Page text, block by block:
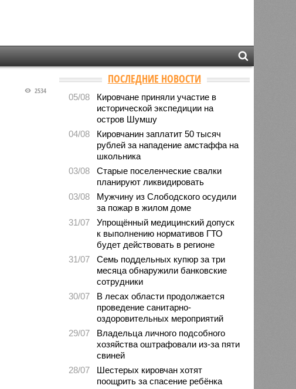
2534
ПОСЛЕДНИЕ НОВОСТИ
05/08
Кировчане приняли участие в
исторической экспедиции на
остров Шумшу
04/08
Кировчанин заплатит 50 тысяч
рублей за нападение амстаффа на
школьника
03/08
Старые поселенческие свалки
планируют ликвидировать
03/08
Мужчину из Слободского осудили
за пожар в жилом доме
31/07
Упрощённый медицинский допуск
к выполнению нормативов ГТО
будет действовать в регионе
31/07
Семь поддельных купюр за три
месяца обнаружили банковские
сотрудники
30/07
В лесах области продолжается
проведение санитарно-
оздоровительных мероприятий
29/07
Владельца личного подсобного
хозяйства оштрафовали из-за пяти
свиней
28/07
Шестерых кировчан хотят
поощрить за спасение ребёнка